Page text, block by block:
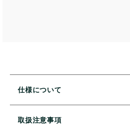
仕様について
取扱注意事項